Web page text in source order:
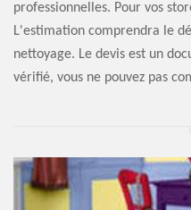
professionnelles. Pour vos
L'estimation comprendra le
nettoyage. Le devis est un
vérifié, vous ne pouvez pas